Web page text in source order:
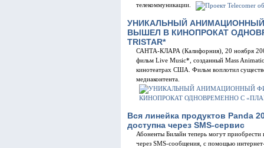
телекоммуникации.
УНИКАЛЬНЫЙ АНИМАЦИОННЫЙ
ВЫШЕЛ В КИНОПРОКАТ
TRISTAR*
САНТА-КЛАРА (Калифорния), 20 ноября
фильм Live Music*, созданный Mass
кинотеатрах США. Фильм воплотил
медиаконтента.
Вся линейка продуктов Panda
доступна через SMS-сервис
Абоненты Билайн теперь могут
через SMS-сообщения, с помощью